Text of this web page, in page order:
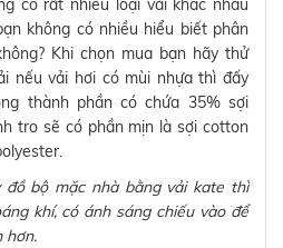
có rất nhiều loại vải khác nhau
không có nhiều hiểu biết phân
Khi chọn mua bạn hãy thử
nếu vải hơi có mùi nhựa thì đấy
thành phần có chứa 35% sợi
tro sẽ có phần mịn là sợi cotton
đồ bộ mặc nhà bằng vải kate thì
khí, có ánh sáng chiếu vào để
hơn.